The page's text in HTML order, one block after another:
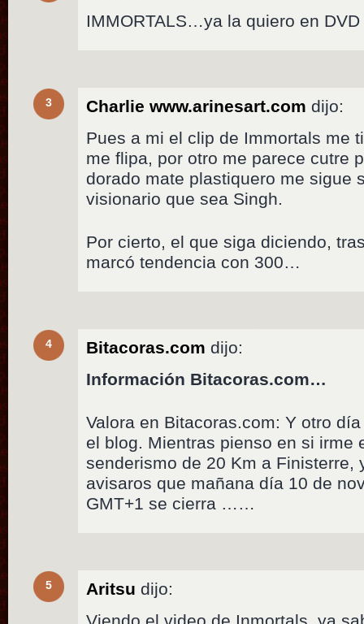
IMMORTALS…ya la quiero en
3 Charlie www.arinesart.com dijo:
Pues a mi el clip de Immortals me
me flipa, por otro me parece cutre
dorado mate plastiquero me sigue
visionario que sea Singh.
Por cierto, el que siga diciendo,
marcó tendencia con 300…
4 Bitacoras.com dijo:
Información Bitacoras.com…
Valora en Bitacoras.com: Y otro
el blog. Mientras pienso en si irme
senderismo de 20 Km a Finisterre,
avisaros que mañana día 10 de
GMT+1 se cierra ……
5 Aritsu dijo: